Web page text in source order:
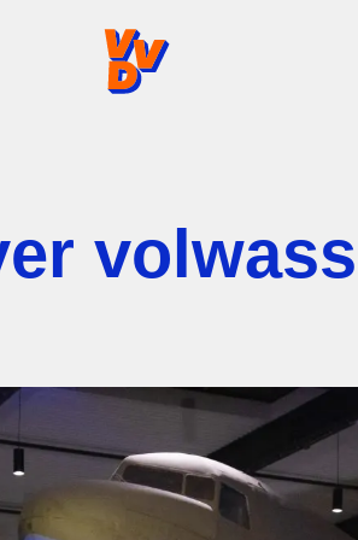
VVD.nl - Ga naar de homepage